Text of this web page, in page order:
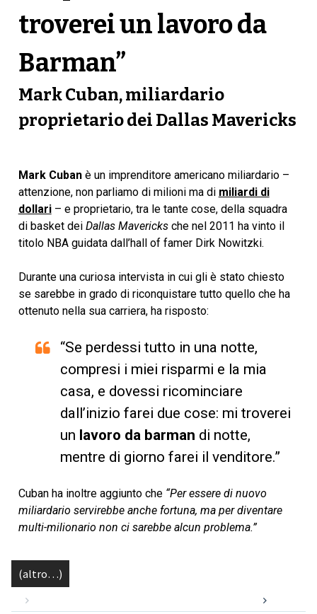
troverei un lavoro da
Barman”
Mark Cuban, miliardario
proprietario dei Dallas Mavericks
Mark Cubanè un imprenditore americano miliardario –
attenzione, non parliamo di milioni ma di miliardi di
dollari– e proprietario, tra le tante cose, della squadra
di basket dei Dallas Mavericksche nel 2011 ha vinto il
titolo NBA guidata dall’hall of famer Dirk Nowitzki.
Durante una curiosa intervista in cui gli è stato chiesto
se sarebbe in grado di riconquistare tutto quello che ha
ottenuto nella sua carriera, ha risposto:
“Se perdessi tutto in una notte,
compresi i miei risparmi e la mia
casa, e dovessi ricominciare
dall’inizio farei due cose: mi troverei
un lavoro da barman di notte,
mentre di giorno farei il venditore.”
Cuban ha inoltre aggiunto che “Per essere di nuovo
miliardario servirebbe anche fortuna, ma per diventare
multi-milionario non ci sarebbe alcun problema.”
(altro…)